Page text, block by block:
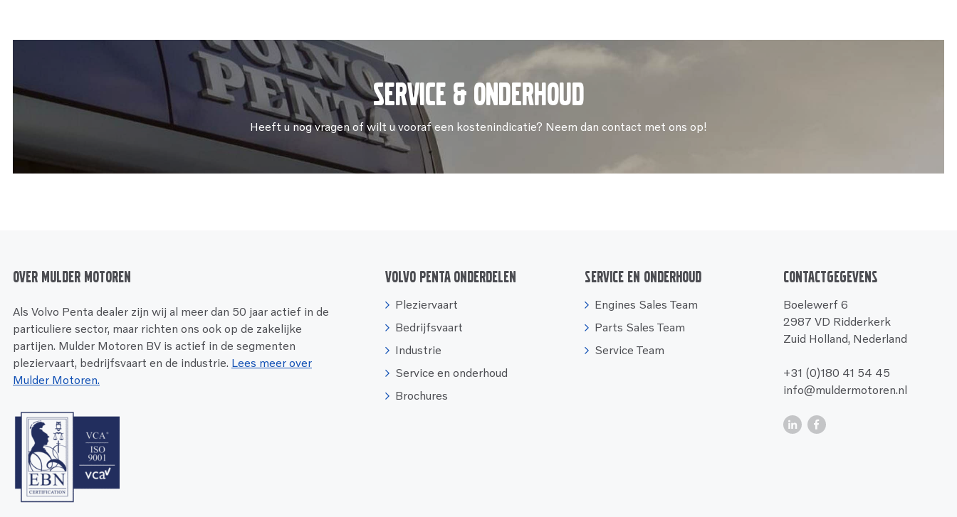
Service & onderhoud
Heeft u nog vragen of wilt u vooraf een kostenindicatie? Neem dan contact met ons op!
Over Mulder Motoren
Als Volvo Penta dealer zijn wij al meer dan 50 jaar actief in de
particuliere sector, maar richten ons ook op de zakelijke
partijen. Mulder Motoren BV is actief in de segmenten
pleziervaart, bedrijfsvaart en de industrie. Lees meer over
Mulder Motoren.
Volvo Penta onderdelen
Pleziervaart
Bedrijfsvaart
Industrie
Service en onderhoud
Brochures
Service en onderhoud
Engines Sales Team
Parts Sales Team
Service Team
Contactgegevens
Boelewerf 6
2987 VD Ridderkerk
Zuid Holland, Nederland
+31 (0)180 41 54 45
info@muldermotoren.nl